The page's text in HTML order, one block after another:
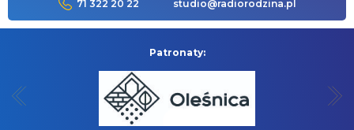
71 322 20 22 studio@radiorodzina.pl
Patronaty: